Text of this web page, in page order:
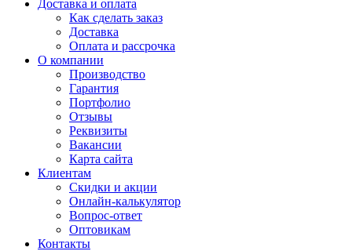
Доставка и оплата
Как сделать заказ
Доставка
Оплата и рассрочка
О компании
Производство
Гарантия
Портфолио
Отзывы
Реквизиты
Вакансии
Карта сайта
Клиентам
Скидки и акции
Онлайн-калькулятор
Вопрос-ответ
Оптовикам
Контакты